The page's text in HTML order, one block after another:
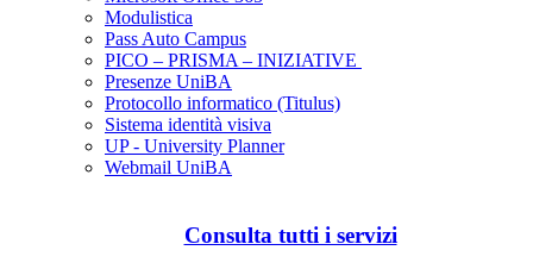
Modulistica
Pass Auto Campus
PICO – PRISMA – INIZIATIVE
Presenze UniBA
Protocollo informatico (Titulus)
Sistema identità visiva
UP - University Planner
Webmail UniBA
Consulta tutti i servizi